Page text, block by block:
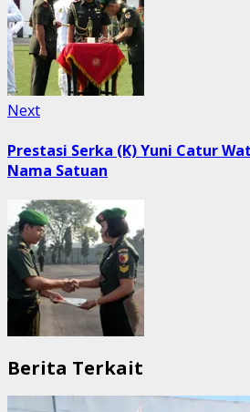
NextNext
Prestasi Serka (K) Yuni Catur
Nama Satuan
Berita Terkait